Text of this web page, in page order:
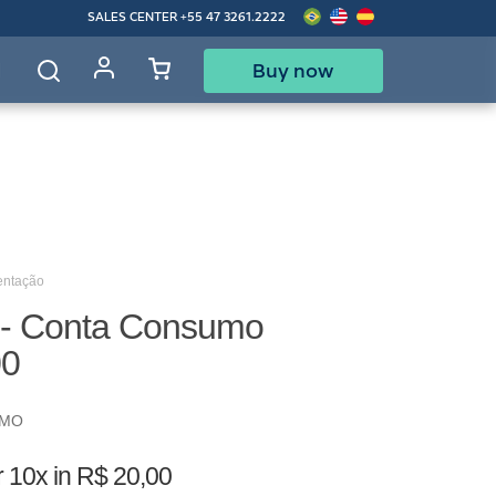
SALES CENTER +55 47 3261.2222
Buy now
Conta Consumo
10x in R$ 20,00